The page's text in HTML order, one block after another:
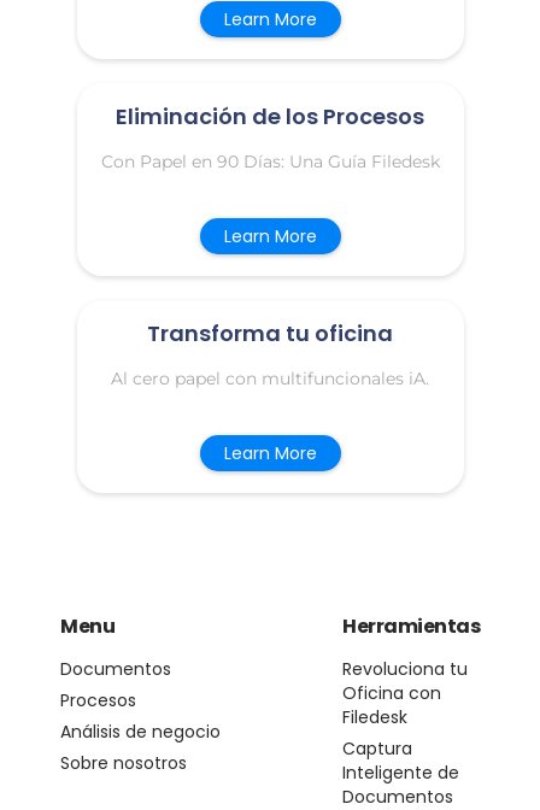
Learn More
Eliminación de los Procesos
Con Papel en 90 Días: Una Guía Filedesk
Learn More
Transforma tu oficina
Al cero papel con multifuncionales iA.
Learn More
Menu
Documentos
Procesos
Análisis de negocio
Sobre nosotros
Herramientas
Revoluciona tu
Oficina con
Filedesk
Captura
Inteligente de
Documentos